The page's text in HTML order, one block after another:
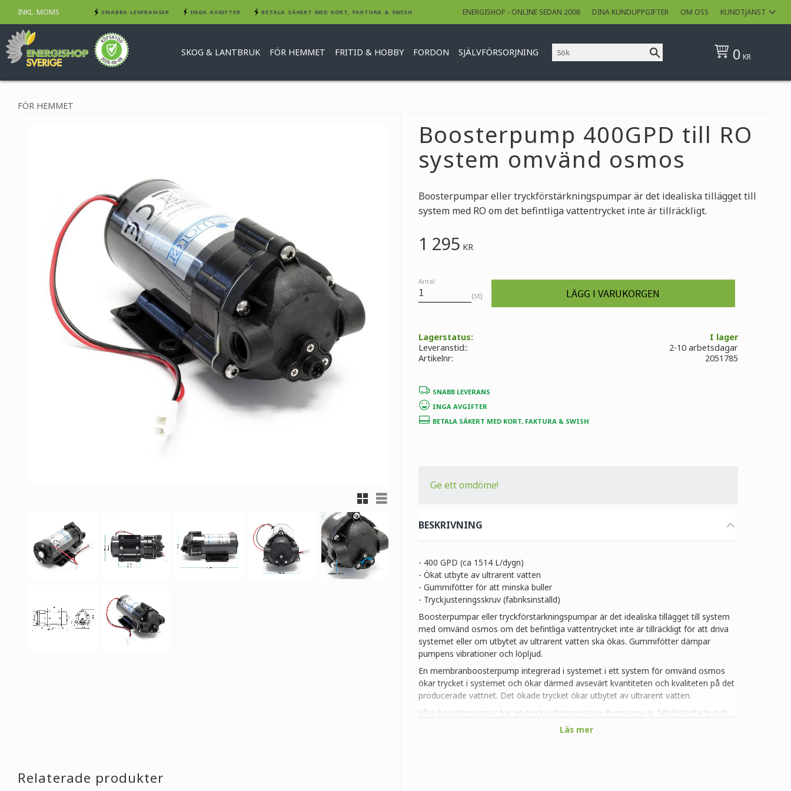
INKL. MOMS SNABBA LEVERANSER INGA AVGIFTER BETALA SÄKERT MED KORT, FAKTURA & SWISH ENERGISHOP - ONLINE SEDAN 2008 DINA KUNDUPPGIFTER OM OSS KUNDTJÄNST
SKOG & LANTBRUK FÖR HEMMET FRITID & HOBBY FORDON SJÄLVFÖRSORJNING 0 KR
FÖR HEMMET
Boosterpump 400GPD till RO
system omvänd osmos
Boosterpumpar eller tryckförstärkningspumpar är det idealiska tillägget till
system med RO om det befintliga vattentrycket inte är tillräckligt.
Rutnätsvy
Listvy
1 295 KR
Antal
st
Lagerstatus
I lager
Artikelnr
2051785
Leveranstid: 2-10 arbetsdagar
SNABB LEVERANS
INGA AVGIFTER
BETALA SÄKERT MED KORT, FAKTURA & SWISH
Ge ett omdöme!
BESKRIVNING
- 400 GPD (ca 1514 L/dygn)
- Ökat utbyte av ultrarent vatten
- Gummifötter för att minska buller
- Tryckjusteringsskruv (fabriksinställd)
Boosterpumpar eller tryckförstärkningspumpar är det idealiska tillägget till system
med omvänd osmos om det befintliga vattentrycket inte är tillräckligt för att driva
systemet eller om utbytet av ultrarent vatten ska ökas. Gummifötter dämpar
pumpens vibrationer och löpljud.
En membranboosterpump integrerad i systemet i ett system för omvänd osmos
ökar trycket i systemet och ökar därmed avsevärt kvantiteten och kvaliteten på det
producerade vattnet. Det ökade trycket ökar utbytet av ultrarent vatten.
Våra boosterpumpar har en tryckjusteringsskruv. Pumparna är fabrikstestade och
justerade till idealvärden. Vi rekommenderar inte att ändra dessa inställningar
Läs mer
Relaterade produkter